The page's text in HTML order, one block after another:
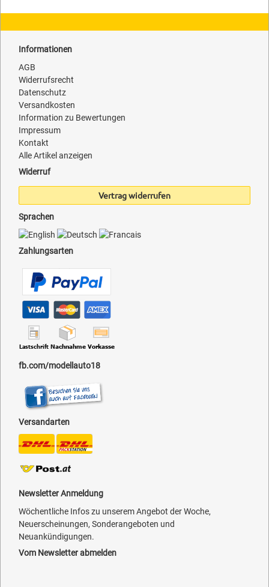
Informationen
AGB
Widerrufsrecht
Datenschutz
Versandkosten
Information zu Bewertungen
Impressum
Kontakt
Alle Artikel anzeigen
Widerruf
Vertrag widerrufen
Sprachen
Zahlungsarten
fb.com/modellauto18
Versandarten
Newsletter Anmeldung
Wöchentliche Infos zu unserem Angebot der Woche,
Neuerscheinungen, Sonderangeboten und
Neuankündigungen.
Vom Newsletter abmelden